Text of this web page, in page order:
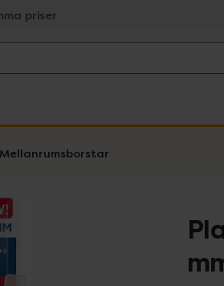
priser
Mellanrumsborstar